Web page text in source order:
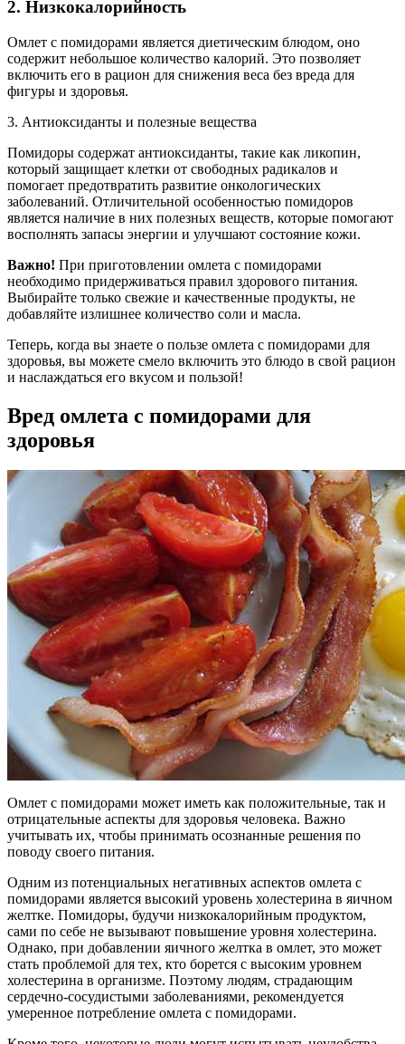
2. Низкокалорийность
Омлет с помидорами является диетическим блюдом, оно
содержит небольшое количество калорий. Это позволяет
включить его в рацион для снижения веса без вреда для
фигуры и здоровья.
3. Антиоксиданты и полезные вещества
Помидоры содержат антиоксиданты, такие как ликопин,
который защищает клетки от свободных радикалов и
помогает предотвратить развитие онкологических
заболеваний. Отличительной особенностью помидоров
является наличие в них полезных веществ, которые помогают
восполнять запасы энергии и улучшают состояние кожи.
Важно! При приготовлении омлета с помидорами
необходимо придерживаться правил здорового питания.
Выбирайте только свежие и качественные продукты, не
добавляйте излишнее количество соли и масла.
Теперь, когда вы знаете о пользе омлета с помидорами для
здоровья, вы можете смело включить это блюдо в свой рацион
и наслаждаться его вкусом и пользой!
Вред омлета с помидорами для
здоровья
Омлет с помидорами может иметь как положительные, так и
отрицательные аспекты для здоровья человека. Важно
учитывать их, чтобы принимать осознанные решения по
поводу своего питания.
Одним из потенциальных негативных аспектов омлета с
помидорами является высокий уровень холестерина в яичном
желтке. Помидоры, будучи низкокалорийным продуктом,
сами по себе не вызывают повышение уровня холестерина.
Однако, при добавлении яичного желтка в омлет, это может
стать проблемой для тех, кто борется с высоким уровнем
холестерина в организме. Поэтому людям, страдающим
сердечно-сосудистыми заболеваниями, рекомендуется
умеренное потребление омлета с помидорами.